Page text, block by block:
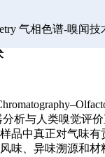
气相色谱-嗅闻技
析与人类嗅觉评
品中真正对气味有
味、异味溯源和